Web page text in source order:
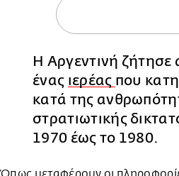
Η Αργεντινή ζήτησε
ένας ιερέας που
κατά της
στρατιωτικής
1970 έως το 1980.